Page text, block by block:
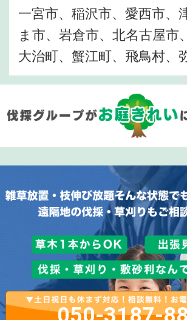
一宮市、稲沢市、愛西市、
ま市、岩倉市、北名古屋市
大治町、蟹江町、飛鳥村、